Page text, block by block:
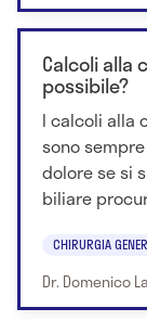
Calcoli alla
possibile?
I calcoli alla
sono
dolore se si
biliare
CHIRURGIA
Dr. Domenico